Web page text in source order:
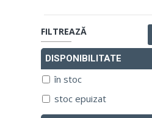
FILTREAZĂ
DISPONIBILITATE
în stoc
stoc epuizat